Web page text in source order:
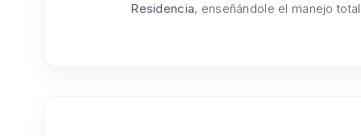
Residencia, enseñándole el manejo